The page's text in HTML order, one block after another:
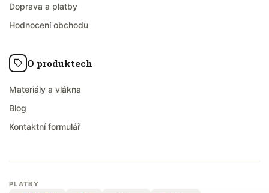
Doprava a platby
Hodnocení obchodu
O produktech
Materiály a vlákna
Blog
Kontaktní formulář
PLATBY